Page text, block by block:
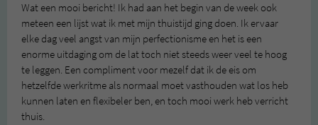
Wat een mooi bericht! Ik had aan het begin van de week ook
meteen een lijst wat ik met mijn thuistijd ging doen. Ik ervaar
elke dag veel angst van mijn perfectionisme en het is een
enorme uitdaging om de lat toch niet steeds weer veel te hoog
te leggen. Een compliment voor mezelf dat ik de eis om
hetzelfde werkritme als normaal moet vasthouden wat los heb
kunnen laten en flexibeler ben, en toch mooi werk heb verricht
thuis.